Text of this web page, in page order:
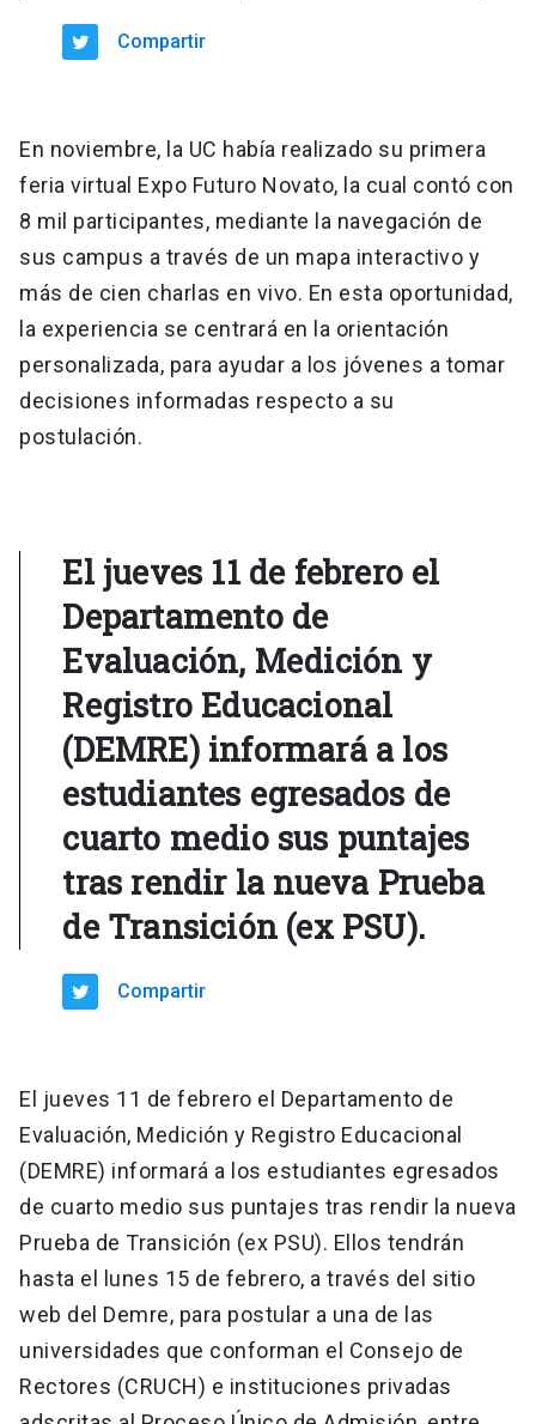
Compartir
En noviembre, la UC había realizado su primera
feria virtual Expo Futuro Novato, la cual contó con
8 mil participantes, mediante la navegación de
sus campus a través de un mapa interactivo y
más de cien charlas en vivo. En esta oportunidad,
la experiencia se centrará en la orientación
personalizada, para ayudar a los jóvenes a tomar
decisiones informadas respecto a su
postulación.
El jueves 11 de febrero el
Departamento de
Evaluación, Medición y
Registro Educacional
(DEMRE) informará a los
estudiantes egresados de
cuarto medio sus puntajes
tras rendir la nueva Prueba
de Transición (ex PSU).
Compartir
El jueves 11 de febrero el Departamento de
Evaluación, Medición y Registro Educacional
(DEMRE) informará a los estudiantes egresados
de cuarto medio sus puntajes tras rendir la nueva
Prueba de Transición (ex PSU). Ellos tendrán
hasta el lunes 15 de febrero, a través del sitio
web del Demre, para postular a una de las
universidades que conforman el Consejo de
Rectores (CRUCH) e instituciones privadas